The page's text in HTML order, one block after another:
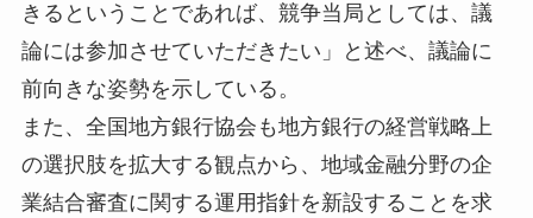
きるということであれば、競争当局としては、議
論には参加させていただきたい」と述べ、議論に
前向きな姿勢を示している。
また、全国地方銀行協会も地方銀行の経営戦略上
の選択肢を拡大する観点から、地域金融分野の企
業結合審査に関する運用指針を新設することを求